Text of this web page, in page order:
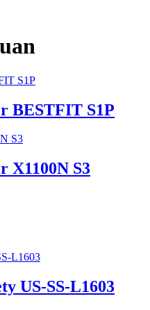
BESTFIT S1P
X1100N S3
US-SS-L1603